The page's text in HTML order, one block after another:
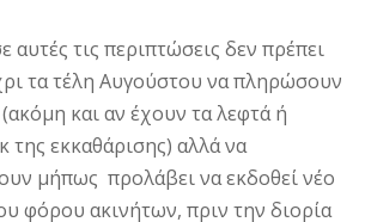
αυτές τις περιπτώσεις δεν πρέπει
τα τέλη Αυγούστου να πληρώσουν
και αν έχουν τα λεφτά ή
της εκκαθάρισης) αλλά να
μήπως προλάβει να εκδοθεί νέο
φόρου ακινήτων, πριν την διορία